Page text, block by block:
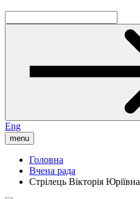
Eng
menu
Головна
Вчена рада
Стрілець Вікторія Юріївна